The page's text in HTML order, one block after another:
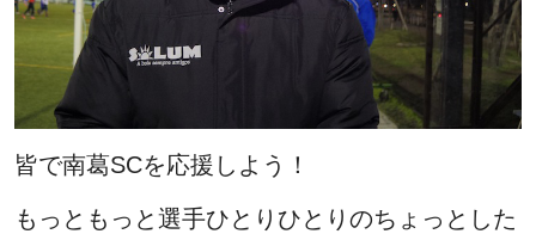
皆で南葛SCを応援しよう！
もっともっと選手ひとりひとりのちょっとした